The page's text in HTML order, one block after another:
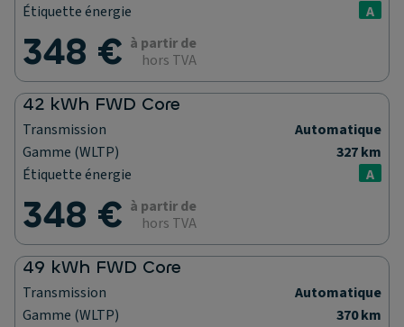
Étiquette énergie
A
348 € à partir de
hors TVA
42 kWh FWD Core
Transmission
Automatique
Gamme (WLTP)
327 km
Étiquette énergie
A
348 € à partir de
hors TVA
49 kWh FWD Core
Transmission
Automatique
Gamme (WLTP)
370 km